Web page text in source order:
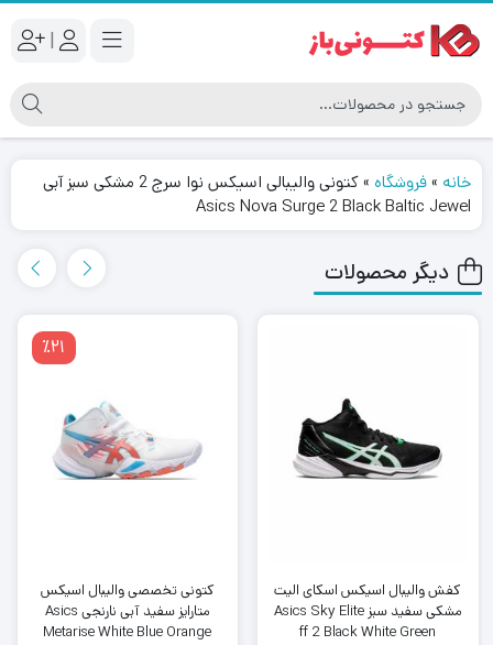
|
خانه »فروشگاه »
کتونی والیبالی اسیکس نوا سرج 2 مشکی سبز آبی
Asics Nova Surge 2 Black Baltic Jewel
دیگر محصولات
کفش والیبال اسیکس اسکای الیت
مشکی سفید سبز Asics Sky Elite
ff 2 Black White Green
٪21
کتونی تخصصی والیبال اسیکس
متارایز سفید آبی نارنجی Asics
Metarise White Blue Orange